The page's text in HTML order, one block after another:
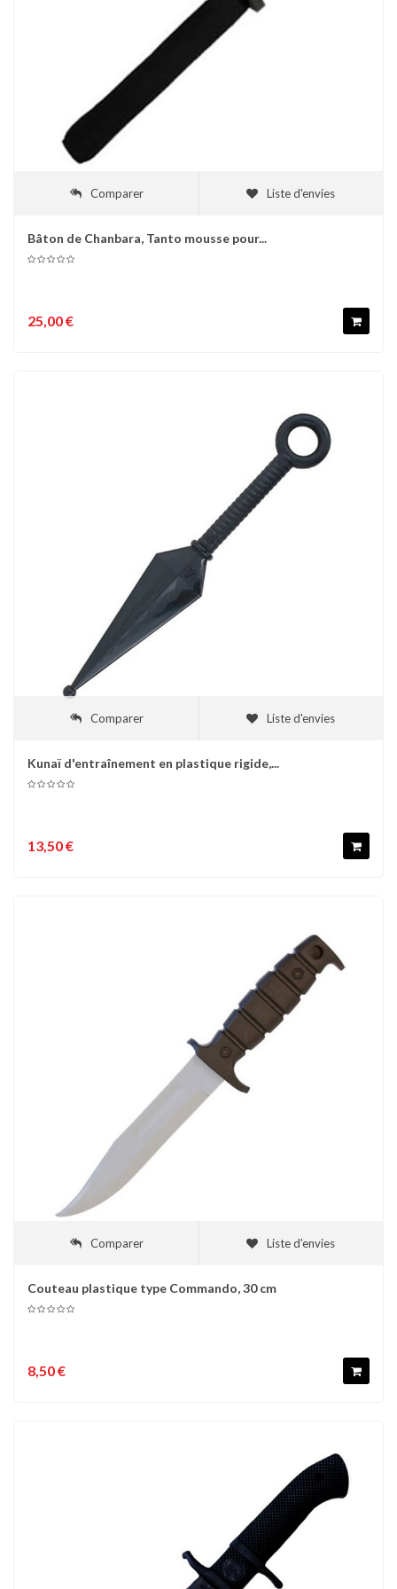
Comparer Liste d'envies
Bâton de Chanbara, Tanto mousse pour...
25,00 €
Comparer Liste d'envies
Kunaï d'entraînement en plastique rigide,...
13,50 €
Comparer Liste d'envies
Couteau plastique type Commando, 30 cm
8,50 €